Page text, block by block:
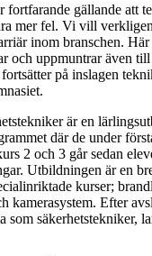
fortfarande gällande att
mer fel. Vi vill
inom branschen.
och uppmuntrar även till
på inslagen
är en
där de under
2 och 3 går sedan
Utbildningen är en
kurser;
kamerasystem. Efter
som säkerhetstekniker,